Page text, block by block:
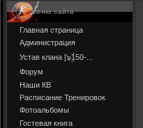
Меню сайта
Главная страница
Администрация
Устав клана [๖ۣۜ150-...
Форум
Наши КВ
Расписание Тренировок
Фотоальбомы
Гостевая книга